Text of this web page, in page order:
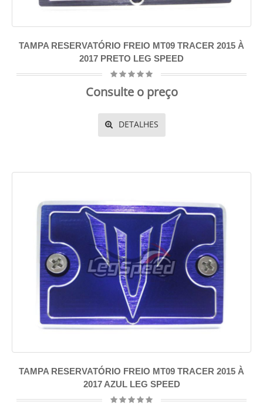
TAMPA RESERVATÓRIO FREIO MT09 TRACER 2015 À
2017 PRETO LEG SPEED
Consulte o preço
DETALHES
TAMPA RESERVATÓRIO FREIO MT09 TRACER 2015 À
2017 AZUL LEG SPEED